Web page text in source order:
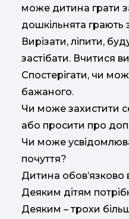
може дитина грати
дошкільнята грають
Вирізати, ліпити,
застібати. Вчитися
Спостерігати, чи
бажаного.
Чи може захистити
або просити про
Чи може
почуття?
Дитина обов’язково
Деяким дітям
Деяким – трохи